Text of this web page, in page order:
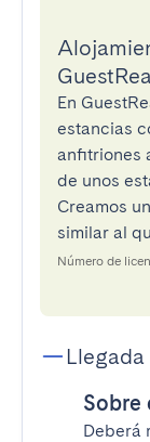
En
estancias
anfitriones
de unos
Creamos
similar al
Número de
Llegada
Sobre
Deberá